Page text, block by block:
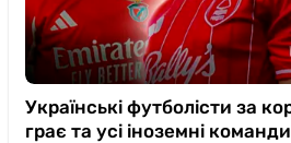
Українські футболісти за
грає та усі іноземні